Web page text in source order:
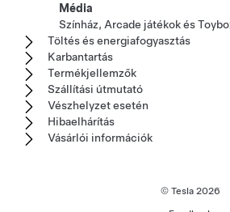
Média
Színház, Arcade játékok és
Töltés és energiafogyasztás
Karbantartás
Termékjellemzők
Szállítási útmutató
Vészhelyzet esetén
Hibaelhárítás
Vásárlói információk
© Tesla 2026